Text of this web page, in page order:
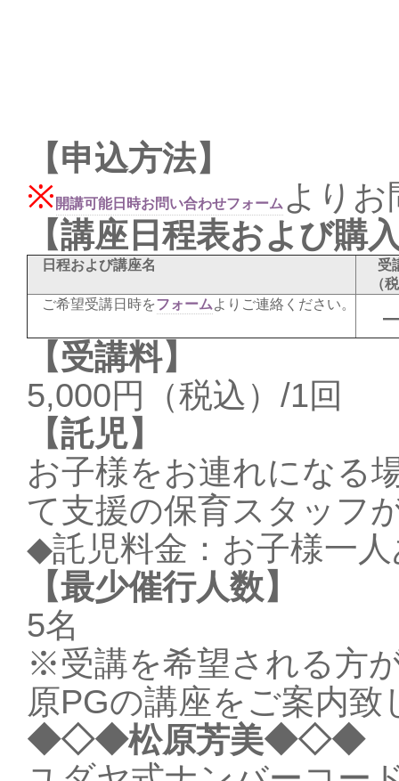
【申込方法】
※ 開講可能日時お問い合わせフォーム より
【講座日程表および購
日程および講座名
受
（
ご希望受講日時をフォームよりご連絡ください。
【受講料】
5,000円（税込）/1回
【託児】
お子様をお連れになる
て支援の保育スタッフ
◆託児料金：お子様一
【最少催行人数】
5名
※受講を希望される方
原PGの講座をご案内致
◆◇◆松原芳美◆◇◆